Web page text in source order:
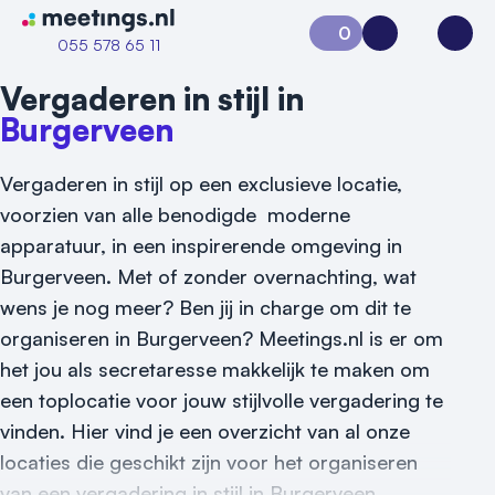
Naar home van Meetings
055 578 65 11
Vraag locatie aan
0
Aanvraag 0Inloggen
Vergaderen in stijl in
Burgerveen
Vergaderen in stijl op een exclusieve locatie,
voorzien van alle benodigde moderne
apparatuur, in een inspirerende omgeving in
Burgerveen. Met of zonder overnachting, wat
wens je nog meer? Ben jij in charge om dit te
organiseren in Burgerveen? Meetings.nl is er om
het jou als secretaresse makkelijk te maken om
een toplocatie voor jouw stijlvolle vergadering te
vinden. Hier vind je een overzicht van al onze
locaties die geschikt zijn voor het organiseren